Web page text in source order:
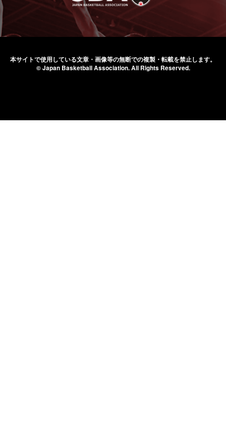
本サイトで使用している文章・画像等の無断での複製・転載を禁止します。
© Japan Basketball Association.All Rights Reserved.